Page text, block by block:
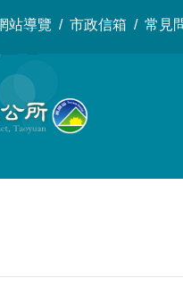
站導覽 市政信箱 常見